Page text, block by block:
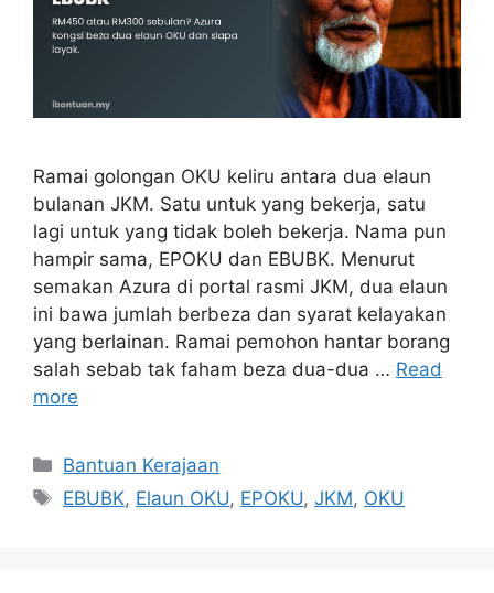
Ramai golongan OKU keliru antara dua elaun
bulanan JKM. Satu untuk yang bekerja, satu
lagi untuk yang tidak boleh bekerja. Nama pun
hampir sama, EPOKU dan EBUBK. Menurut
semakan Azura di portal rasmi JKM, dua elaun
ini bawa jumlah berbeza dan syarat kelayakan
yang berlainan. Ramai pemohon hantar borang
salah sebab tak faham beza dua-dua … Read
more
Categories
Bantuan Kerajaan
Tags
EBUBK, Elaun OKU, EPOKU,JKM, OKU